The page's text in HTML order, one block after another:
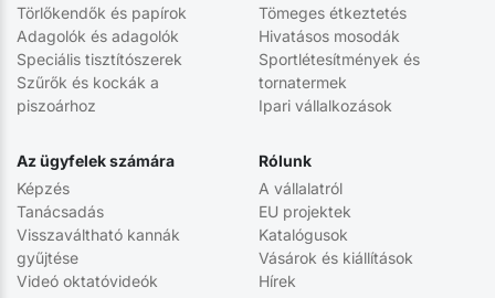
Törlőkendők és papírok
Adagolók és adagolók
Speciális tisztítószerek
Szűrők és kockák a
piszoárhoz
Tömeges étkeztetés
Hivatásos mosodák
Sportlétesítmények és
tornatermek
Ipari vállalkozások
Az ügyfelek számára
Képzés
Tanácsadás
Visszaváltható kannák
gyűjtése
Videó oktatóvideók
Rólunk
A vállalatról
EU projektek
Katalógusok
Vásárok és kiállítások
Hírek